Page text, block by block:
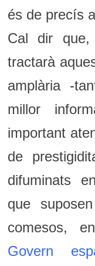
és de precís
Cal dir
tractarà
amplària -
millor
important
de
difuminats
que
comesos,
Govern